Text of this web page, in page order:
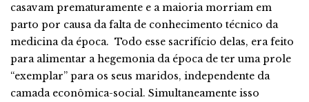
casavam prematuramente e a maioria morriam em
parto por causa da falta de conhecimento técnico da
medicina da época. Todo esse sacrifício delas, era feito
para alimentar a hegemonia da época de ter uma prole
“exemplar” para os seus maridos, independente da
camada econômica-social. Simultaneamente isso